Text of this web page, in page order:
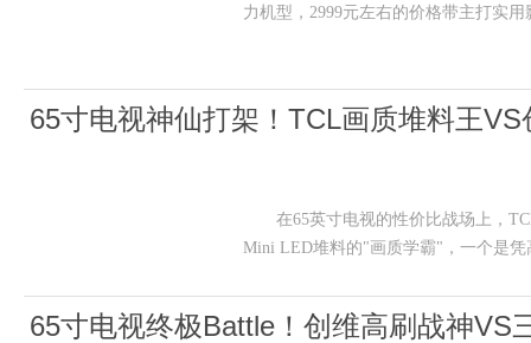
力机型，2999元左右的价格带主打实
65寸电视神仙打架！TCL画质堆料王
在65英寸电视的性价比战场上，TCL
Mini LED堆料的"画质学霸"，一个是
65寸电视终极Battle！创维高刷战神VS